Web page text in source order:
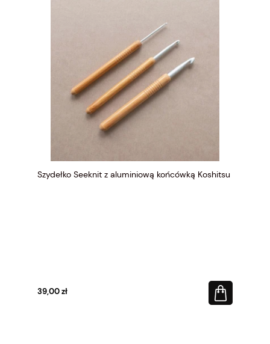
Szydełko Seeknit z aluminiową końcówką Koshitsu
39,00 zł